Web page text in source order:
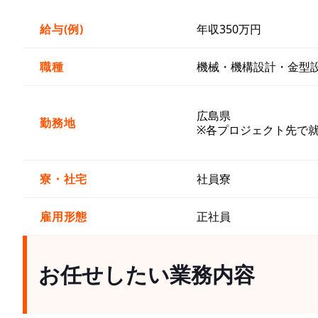
給与(例) 年収350万円
職種 機械・機構設計・金型
勤務地
広島県
※各プロジェクト先で就
寮・社宅 社員寮
雇用形態 正社員
お任せしたい業務内容